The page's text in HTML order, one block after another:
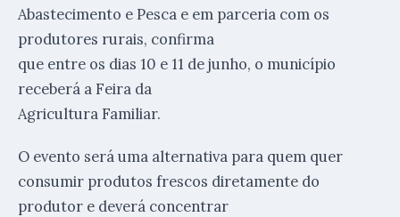
Abastecimento e Pesca e em parceria com os
produtores rurais, confirma
que entre os dias 10 e 11 de junho, o município
receberá a Feira da
Agricultura Familiar.
O evento será uma alternativa para quem quer
consumir produtos frescos diretamente do
produtor e deverá concentrar